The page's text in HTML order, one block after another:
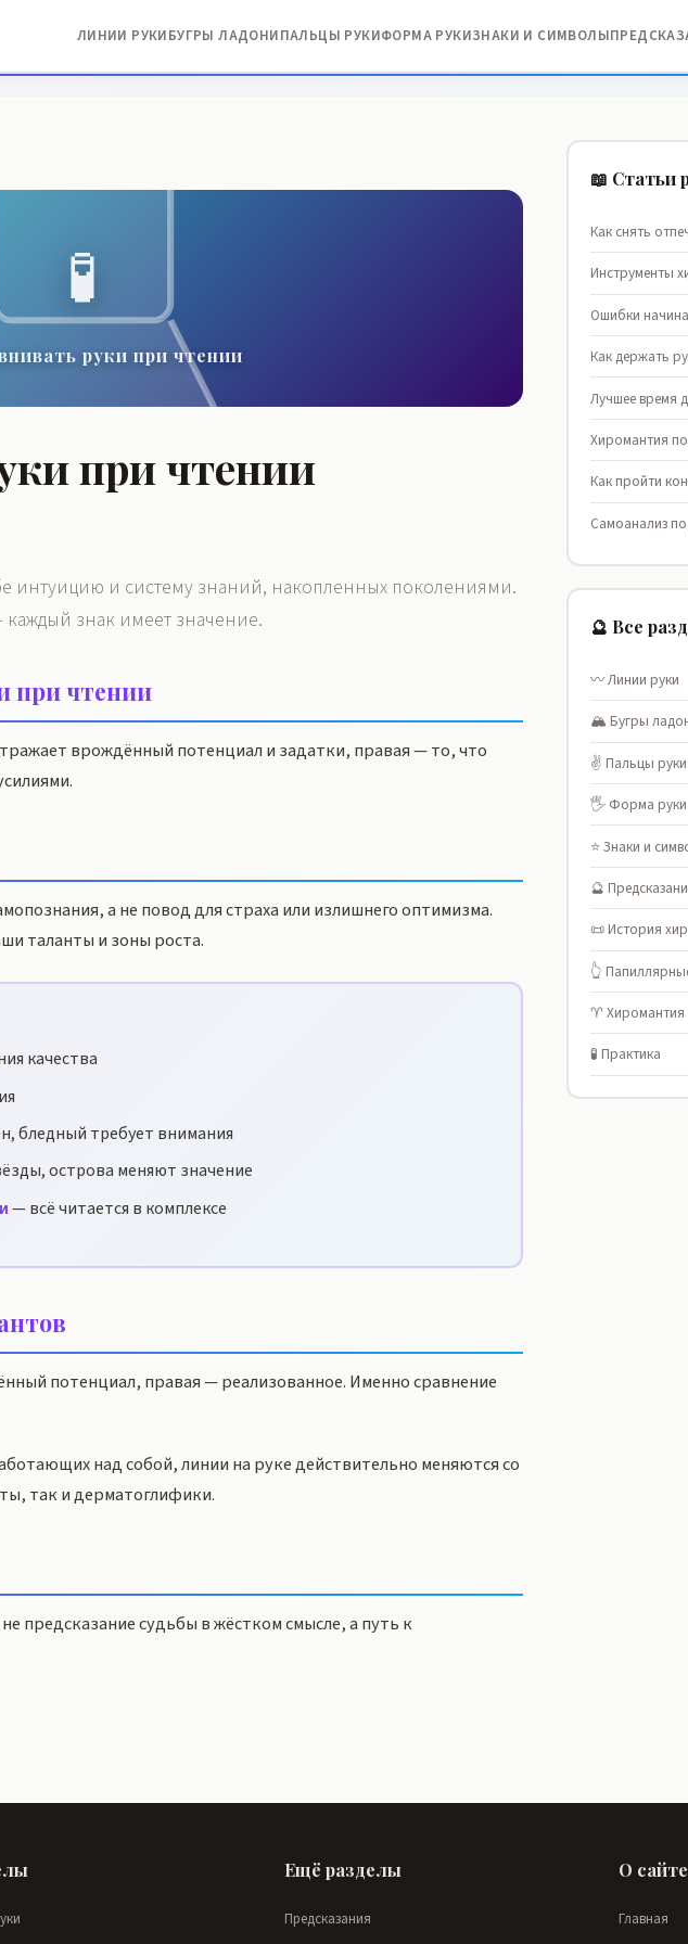
ЛИНИИ РУКИБУГРЫ ЛАДОНИПАЛЬЦЫ РУКИФОРМА РУКИЗНАКИ И СИМВОЛЫ
🧪
руки при чтении
при чтении
интуицию и систему знаний, накопленных поколениями.
знак имеет значение.
при чтении
врождённый потенциал и задатки, правая — то, что
а не повод для страха или излишнего оптимизма.
таланты и зоны роста.
качества
бледный требует внимания
острова меняют значение
— всё читается в комплексе
потенциал, правая — реализованное. Именно сравнение
над собой, линии на руке действительно меняются со
так и дерматоглифики.
предсказание судьбы в жёстком смысле, а путь к
📖 Статьи
Как снять
Инструменты
Ошибки
Как держать
Лучшее время
Хиромантия
Как пройти
Самоанализ
🔮 Все
〰️ Линии руки
🏔️ Бугры
✌️ Пальцы руки
🖐️ Форма руки
⭐ Знаки и
🔮
📜 История
👆
♈ Хиромантия
🧪 Практика
Ещё разделы
Предсказания
О сайте
Главная